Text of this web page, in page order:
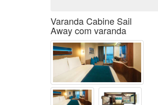
Varanda Cabine Sail
Away com varanda